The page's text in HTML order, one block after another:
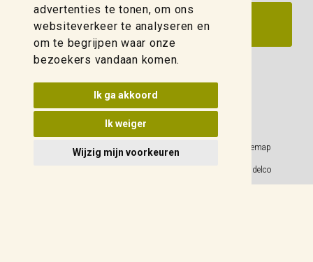
advertenties te tonen, om ons
websiteverkeer te analyseren en
om te begrijpen waar onze
bezoekers vandaan komen.
Ik ga akkoord
Ik weiger
Wijzig mijn voorkeuren
Update cookies voorkeuren
Privacy Policy Sitemap
© 2026 Weidelco